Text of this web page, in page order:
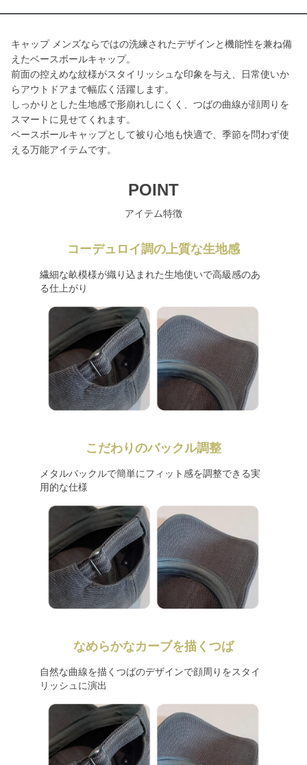
キャップ メンズならではの洗練されたデザインと機能性を兼ね備
えたベースボールキャップ。
前面の控えめな紋様がスタイリッシュな印象を与え、日常使いか
らアウトドアまで幅広く活躍します。
しっかりとした生地感で形崩れしにくく、つばの曲線が顔周りを
スマートに見せてくれます。
ベースボールキャップとして被り心地も快適で、季節を問わず使
える万能アイテムです。
POINT
アイテム特徴
コーデュロイ調の上質な生地感
繊細な畝模様が織り込まれた生地使いで高級感のあ
る仕上がり
こだわりのバックル調整
メタルバックルで簡単にフィット感を調整できる実
用的な仕様
なめらかなカーブを描くつば
自然な曲線を描くつばのデザインで顔周りをスタイ
リッシュに演出